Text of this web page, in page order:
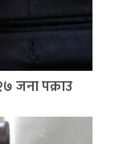
जना पक्राउ